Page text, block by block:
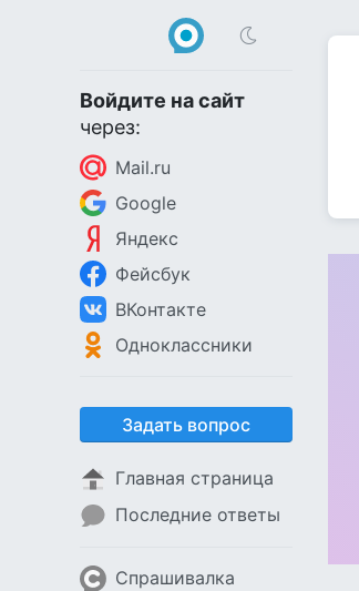
Войдите на сайт
через:
Mail.ru
Google
Яндекс
Фейсбук
ВКонтакте
Одноклассники
Задать вопрос
Главная страница
Последние ответы
Спрашивалка